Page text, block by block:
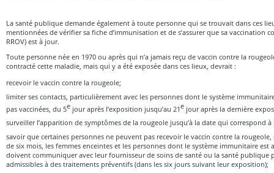
La santé publique demande également à toute personne qui se trouvait dans ces
mentionnées de vérifier sa fiche d’immunisation et de s’assurer que sa vaccination
RROV) est à jour.
Toute personne née en 1970 ou après qui n’a jamais reçu de vaccin contre la
contracté cette maladie, mais qui y a été exposée dans ces lieux, devrait :
recevoir le vaccin contre la rougeole;
limiter ses contacts, particulièrement avec les personnes dont le système
pas vaccinées, du 5e jour après l’exposition jusqu’au 21e jour après la dernière
surveiller l’apparition de symptômes de la rougeole jusqu’à la date qui correspond
savoir que certaines personnes ne peuvent pas recevoir le vaccin contre la
de six mois, les femmes enceintes et les personnes dont le système immunitaire est
doivent communiquer avec leur fournisseur de soins de santé ou la santé publique
admissibles à des traitements préventifs (dans les six jours suivant leur exposition);